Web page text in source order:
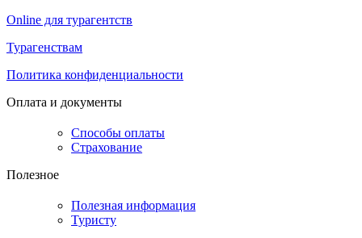
Online для турагентств
Турагенствам
Политика конфиденциальности
Оплата и документы
Способы оплаты
Страхование
Полезное
Полезная информация
Туристу